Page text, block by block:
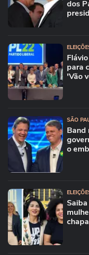
dos
para
'Vão
SÃO
Band
o